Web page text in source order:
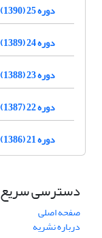
دوره 25 (1390)
دوره 24 (1389)
دوره 23 (1388)
دوره 22 (1387)
دوره 21 (1386)
دسترسی سریع
صفحه اصلی
درباره نشریه